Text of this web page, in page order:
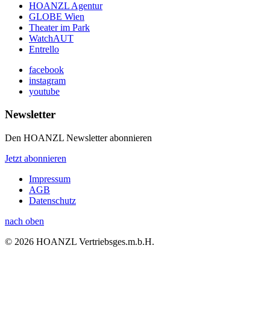
HOANZL Agentur
GLOBE Wien
Theater im Park
WatchAUT
Entrello
facebook
instagram
youtube
Newsletter
Den HOANZL Newsletter abonnieren
Jetzt abonnieren
Impressum
AGB
Datenschutz
nach oben
© 2026 HOANZL Vertriebsges.m.b.H.